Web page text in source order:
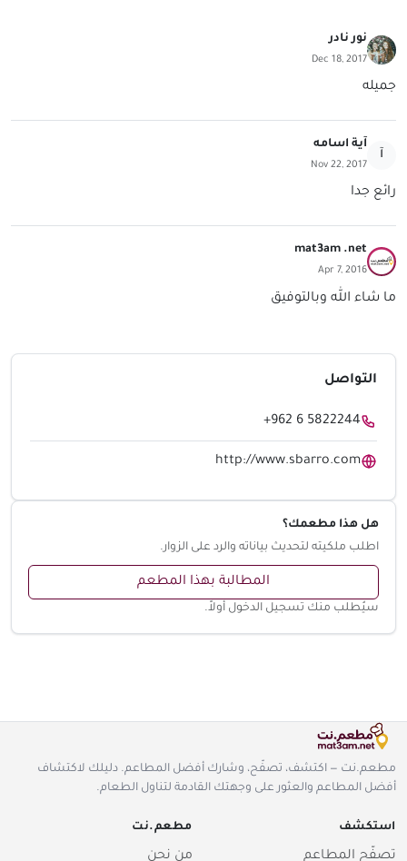
نور نادر
Dec 18, 2017
جميله
آ
آية اسامه
Nov 22, 2017
رائع جدا
mat3am .net
Apr 7, 2016
ما شاء الله وبالتوفيق
التواصل
+962 6 5822244
http://www.sbarro.com
هل هذا مطعمك؟
اطلب ملكيته لتحديث بياناته والرد على الزوار.
المطالبة بهذا المطعم
سيُطلب منك تسجيل الدخول أولاً.
مطعم.نت — اكتشف، تصفّح، وشارك أفضل المطاعم. دليلك لاكتشاف
أفضل المطاعم والعثور على وجهتك القادمة لتناول الطعام.
استكشف
تصفّح المطاعم
مطعم.نت
من نحن